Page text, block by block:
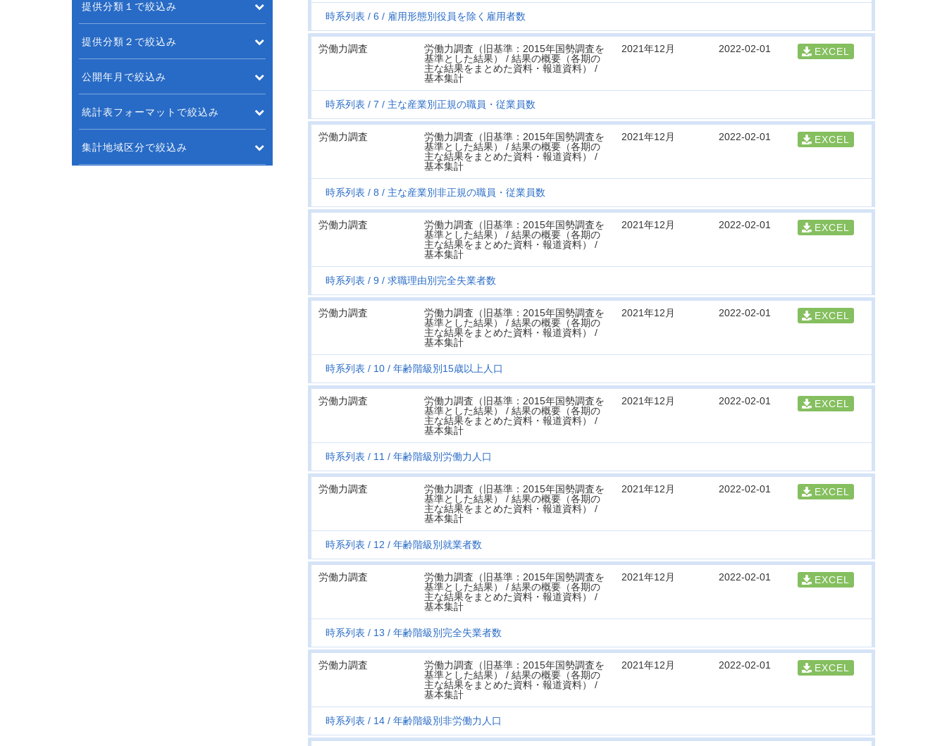
時系列表 6 雇用形態別役員を除く雇用者数
労働力調査
労働力調査（旧基準：2015年国勢調査を
基準とした結果） / 結果の概要（各期の
主な結果をまとめた資料・報道資料） /
基本集計
2021年12月 2022-02-01 EXCEL
時系列表 7 主な産業別正規の職員・従業員数
労働力調査
労働力調査（旧基準：2015年国勢調査を
基準とした結果） / 結果の概要（各期の
主な結果をまとめた資料・報道資料） /
基本集計
2021年12月 2022-02-01 EXCEL
時系列表 8 主な産業別非正規の職員・従業員数
労働力調査
労働力調査（旧基準：2015年国勢調査を
基準とした結果） / 結果の概要（各期の
主な結果をまとめた資料・報道資料） /
基本集計
2021年12月 2022-02-01 EXCEL
時系列表 9 求職理由別完全失業者数
労働力調査
労働力調査（旧基準：2015年国勢調査を
基準とした結果） / 結果の概要（各期の
主な結果をまとめた資料・報道資料） /
基本集計
2021年12月 2022-02-01 EXCEL
時系列表 10 年齢階級別15歳以上人口
労働力調査
労働力調査（旧基準：2015年国勢調査を
基準とした結果） / 結果の概要（各期の
主な結果をまとめた資料・報道資料） /
基本集計
2021年12月 2022-02-01 EXCEL
時系列表 11 年齢階級別労働力人口
労働力調査
労働力調査（旧基準：2015年国勢調査を
基準とした結果） / 結果の概要（各期の
主な結果をまとめた資料・報道資料） /
基本集計
2021年12月 2022-02-01 EXCEL
時系列表 12 年齢階級別就業者数
労働力調査
労働力調査（旧基準：2015年国勢調査を
基準とした結果） / 結果の概要（各期の
主な結果をまとめた資料・報道資料） /
基本集計
2021年12月 2022-02-01 EXCEL
時系列表 13 年齢階級別完全失業者数
労働力調査
労働力調査（旧基準：2015年国勢調査を
基準とした結果） / 結果の概要（各期の
主な結果をまとめた資料・報道資料） /
基本集計
2021年12月 2022-02-01 EXCEL
時系列表 14 年齢階級別非労働力人口
提供分類１で絞込み
提供分類２で絞込み
公開年月で絞込み
統計表フォーマットで絞込み
集計地域区分で絞込み